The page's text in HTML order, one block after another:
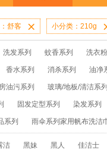
舒客  小分类：210g
洗发系列 蚊香系列 洗衣
香水系列 消杀系列 油净
油污系列 玻璃/地板/清洁系
固发定型系列 染发系列
系列 雨伞系列家用帆布洗洁
洁 黑妹 黑人 佳洁士